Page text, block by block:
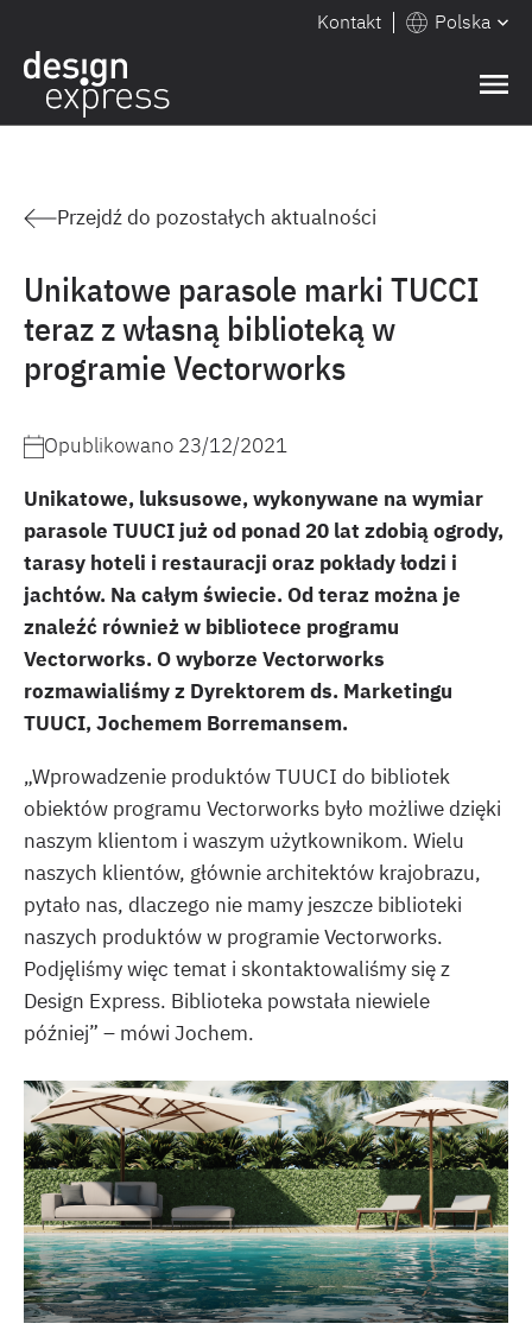
Kontakt Polska
Przejdź do pozostałych aktualności
Unikatowe parasole marki TUCCI
teraz z własną biblioteką w
programie Vectorworks
Opublikowano 23/12/2021
Unikatowe, luksusowe, wykonywane na wymiar
parasole TUUCI już od ponad 20 lat zdobią ogrody,
tarasy hoteli i restauracji oraz pokłady łodzi i
jachtów. Na całym świecie. Od teraz można je
znaleźć również w bibliotece programu
Vectorworks. O wyborze Vectorworks
rozmawialiśmy z Dyrektorem ds. Marketingu
TUUCI, Jochemem Borremansem.
„Wprowadzenie produktów TUUCI do bibliotek
obiektów programu Vectorworks było możliwe dzięki
naszym klientom i waszym użytkownikom. Wielu
naszych klientów, głównie architektów krajobrazu,
pytało nas, dlaczego nie mamy jeszcze biblioteki
naszych produktów w programie Vectorworks.
Podjęliśmy więc temat i skontaktowaliśmy się z
Design Express. Biblioteka powstała niewiele
później” – mówi Jochem.